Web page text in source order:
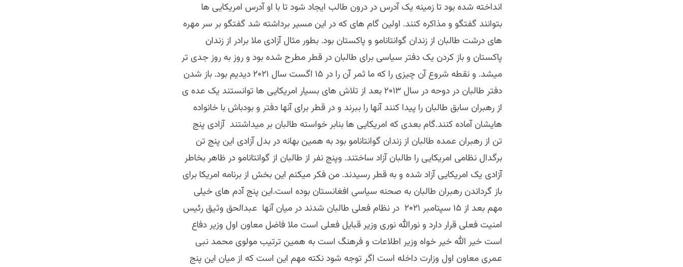
انداخته شده بود تا زمینه یک آدرس در درون طالب ایجاد شود تا با او آدرس امریکایی ها
بتوانند گفتگو و مذاکره کنند. اولین گام های که در این مسیر برداشته شد گفتگو بر سر مهره
های درشت طالبان از زندان گوانتانامو و پاکستان بود. بطور مثال آزادی ملا برادر از زندان
پاکستان و باز کردن یک دفتر سیاسی برای طالبان در قطر مطرح شده بود و روز به روز جدی تر
میشد. و نقطه شروع آن چیزی را که ما ثمر آن را در ۱۵ اگست سال ۲۰۲۱ دیدیم بود. باز شدن
دفتر طالبان در دوحه در سال ۲۰۱۳ بعد از تلاش های بسیار امریکایی ها توانستند یک عده ی
از رهبران سابق طالبان را پیدا کنند آنها را ببرند و در قطر برای آنها دفتر و بودباش با خانواده
هایشان آماده کنند.گام بعدی که امریکایی ها بنابر خواسته طالبان بر میداشتند آزادی پنج
تن از رهبران عمده طالبان از زندان گوانتانامو بود به همین بهانه در بدل آزادی این پنج تن
برگدال نظامی امریکایی را طالبان آزاد ساختند. وپنج نفر از طالبان از گوانتانامو در ظاهر بخاطر
آزادی یک امریکایی آزاد شده و به قطر رسیدند. من فکر میکنم این بخش از برنامه امریکا برای
باز گرداندن رهبران طالبان به صحنه سیاسی افغانستان بوده است.این پنج آدم های خیلی
مهم بعد از ۱۵ سپتامبر ۲۰۲۱ در نظام فعلی طالبان شدند در میان آنها عبدالحق وثیق رئیس
امنیت فعلی قرار دارد و نورالله نوری وزیر قبایل فعلی است ملا فاضل معاون اول وزیر دفاع
است خیر الله خیر خواه وزیر اطلاعات و فرهنگ است به همین ترتیب مولوی محمد نبی
عمری معاون اول وزارت داخله است اگر توجه شود نکته مهم این است که از میان این پنج